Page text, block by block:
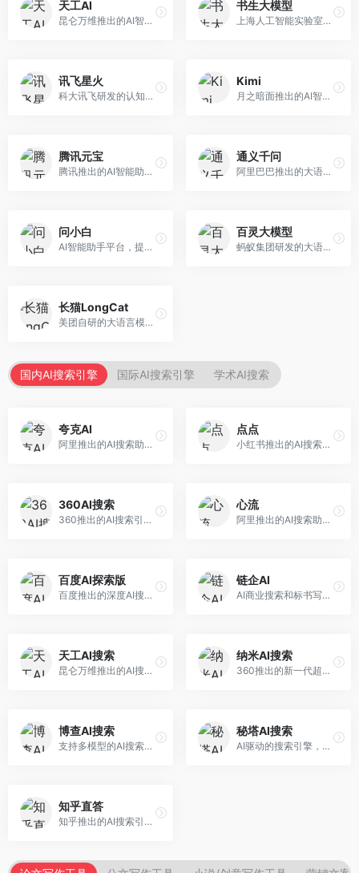
天工AI
昆仑万维推出的AI智能助手，集成搜索、对话、创作等多种能力。面向普通用户和内容创作者，支持联网搜索、文本生成、图像理解等功能，响应速度快，免费使用。
书生大模型
上海人工智能实验室研发的开源大模型系列，支持多尺度和多模态。面向研究机构和开发者，开源生态完善，学术研究背景深厚，适合科研和定制开发。
讯飞星火
科大讯飞研发的认知智能大模型，深度融合语音识别和自然语言处理技术。面向企业用户和教育领域，提供语音交互、文档处理、代码生成等服务，中文语音识别准确率高。
Kimi
月之暗面推出的AI智能助手，核心优势在于超长文本处理能力，支持20万字以上文档分析。面向学术研究者、职场人士和内容创作者，提供文档解读、PPT生成、联网搜索等综合服务。
腾讯元宝
腾讯推出的AI智能助手，整合微信生态和腾讯云服务。面向普通用户和企业客户，支持文档解析、图像理解、联网搜索等功能，与腾讯产品无缝衔接，办公协作便捷。
通义千问
阿里巴巴推出的大语言模型平台，提供对话问答、文档处理、图像理解、代码编写等全方位AI服务。面向企业用户和个人开发者，集成阿里云生态，支持多模态交互，企业级安全保障。
问小白
AI智能助手平台，提供知识问答、文本创作、文档处理等服务。面向普通用户和职场人士，操作简便，响应速度快，支持多场景应用。
百灵大模型
蚂蚁集团研发的大语言模型平台，专注于金融科技和企业服务。面向金融机构和企业客户，提供智能客服、风险分析、文档处理等服务，金融场景理解深入。
长猫LongCat
美团自研的大语言模型对话平台，专注于本地生活服务场景。面向美团生态用户，提供智能推荐、服务问答等功能，本地生活知识覆盖全面。
国内AI搜索引擎 国际AI搜索引擎 学术AI搜索
夸克AI
阿里推出的AI搜索助手，整合搜索与AI功能。面向年轻用户，提供智能搜索、文档处理、学习辅助等服务，与夸克生态深度整合。
点点
小红书推出的AI搜索应用，专注于生活方式内容搜索。面向小红书用户，提供生活攻略、消费决策、内容推荐等服务，生活方式内容丰富。
360AI搜索
360推出的AI搜索引擎，专注于安全智能搜索。面向普通用户，提供智能问答、网页搜索、内容整理等服务，安全防护能力强。
心流
阿里推出的AI搜索助手，专注于智能信息获取。面向普通用户，提供智能搜索、内容整理、知识问答等服务，与阿里生态深度整合。
百度AI探索版
百度推出的深度AI搜索引擎，整合百度知识图谱。面向中文用户，提供智能问答、知识探索、内容生成等服务，知识覆盖面广。
链企AI
AI商业搜索和标书写作工具，专注于企业服务场景。面向企业用户，提供商业信息搜索、标书生成、企业分析等服务，商业信息专业。
天工AI搜索
昆仑万维推出的AI搜索引擎，整合大模型与搜索能力。面向普通用户，提供智能问答、深度搜索、内容整理等服务，中文搜索体验好。
纳米AI搜索
360推出的新一代超级AI搜索，深度整合360搜索资源。面向普通用户，提供智能问答、多模态搜索、内容生成等服务，安全可靠。
博查AI搜索
支持多模型的AI搜索引擎，整合多种大模型能力。面向AI爱好者，提供多模型搜索、答案对比、深度分析等服务，模型选择灵活。
秘塔AI搜索
AI驱动的搜索引擎，专注于无广告直达结果。面向研究者和信息获取需求者，提供深度搜索、来源标注、答案整理等服务，搜索结果干净准确，信息可信度高。
知乎直答
知乎推出的AI搜索引擎，专注于知识问答场景。面向知识获取者，提供知乎内容搜索、智能问答、知识整理等服务，专业知识丰富。